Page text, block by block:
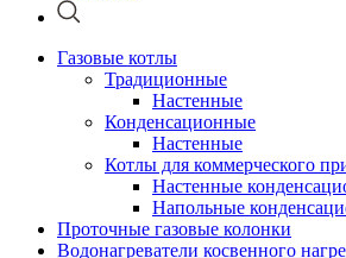
Газовые котлы
Традиционные
Настенные
Конденсационные
Настенные
Котлы для коммерческого
Настенные
Напольные
Проточные газовые колонки
Водонагреватели косвенного